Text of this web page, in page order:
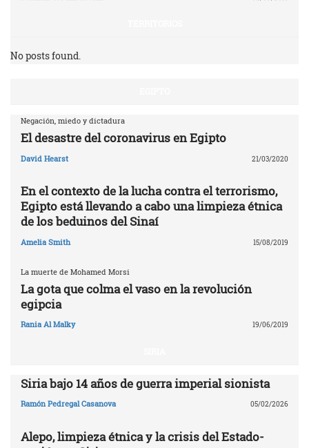
No posts found.
Negación, miedo y dictadura
El desastre del coronavirus en Egipto
David Hearst 21/03/2020
En el contexto de la lucha contra el terrorismo,
Egipto está llevando a cabo una limpieza étnica
de los beduinos del Sinaí
Amelia Smith 15/08/2019
La muerte de Mohamed Morsi
La gota que colma el vaso en la revolución
egipcia
Rania Al Malky 19/06/2019
Siria bajo 14 años de guerra imperial sionista
Ramón Pedregal Casanova 05/02/2026
Alepo, limpieza étnica y la crisis del Estado-